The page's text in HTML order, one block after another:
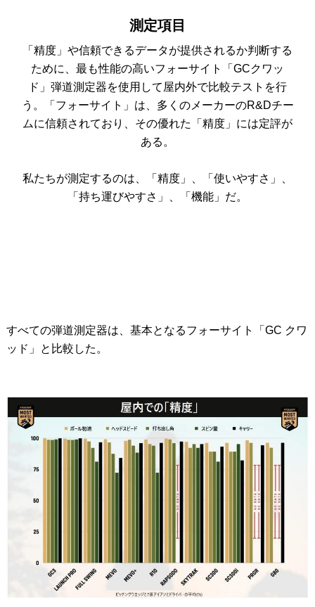
測定項目
「精度」や信頼できるデータが提供されるか判断する
ために、最も性能の高いフォーサイト「GCクワッ
ド」弾道測定器を使用して屋内外で比較テストを行
う。「フォーサイト」は、多くのメーカーのR&Dチー
ムに信頼されており、その優れた「精度」には定評が
ある。
私たちが測定するのは、「精度」、「使いやすさ」、
「持ち運びやすさ」、「機能」だ。
すべての弾道測定器は、基本となるフォーサイト「GC クワ
ッド」と比較した。